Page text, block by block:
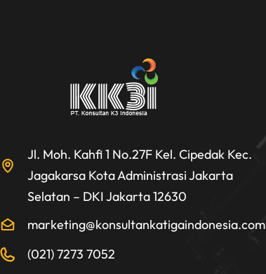
Jl. Moh. Kahfi 1 No.27F Kel. Cipedak Kec.
Jagakarsa Kota Administrasi Jakarta
Selatan – DKI Jakarta 12630
marketing@konsultankatigaindonesia.com
(021) 7273 7052